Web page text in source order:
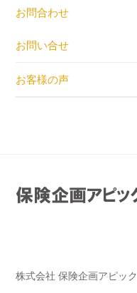
お問合わせ
お問い合せ
お客様の声
株式会社 保険企画アピック